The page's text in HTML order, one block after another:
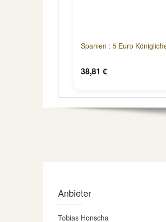
Spanien : 5 Euro
38,81 €
Anbieter
Tobias Honscha